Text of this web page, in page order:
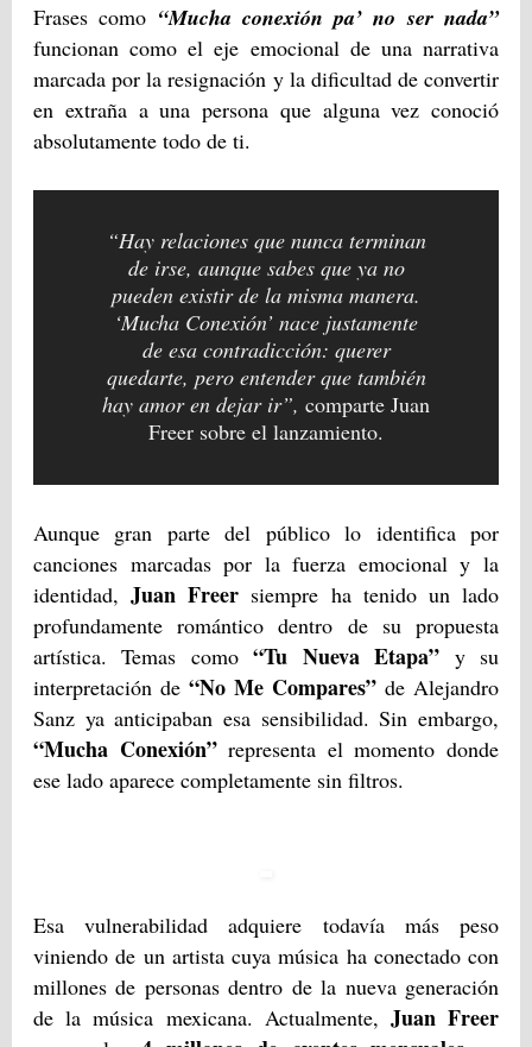
Frases como “Mucha conexión pa’ no ser nada”
funcionan como el eje emocional de una narrativa
marcada por la resignación y la dificultad de convertir
en extraña a una persona que alguna vez conoció
absolutamente todo de ti.
“Hay relaciones que nunca terminan
de irse, aunque sabes que ya no
pueden existir de la misma manera.
‘Mucha Conexión’ nace justamente
de esa contradicción: querer
quedarte, pero entender que también
hay amor en dejar ir”, comparte Juan
Freer sobre el lanzamiento.
Aunque gran parte del público lo identifica por
canciones marcadas por la fuerza emocional y la
identidad,Juan Freer siempre ha tenido un lado
profundamente romántico dentro de su propuesta
artística. Temas como“Tu Nueva Etapa” y su
interpretación de “No Me Compares” de Alejandro
Sanz ya anticipaban esa sensibilidad. Sin embargo,
“Mucha Conexión”representa el momento donde
ese lado aparece completamente sin filtros.
Esa vulnerabilidad adquiere todavía más peso
viniendo de un artista cuya música ha conectado con
millones de personas dentro de la nueva generación
de la música mexicana. Actualmente, Juan Freer